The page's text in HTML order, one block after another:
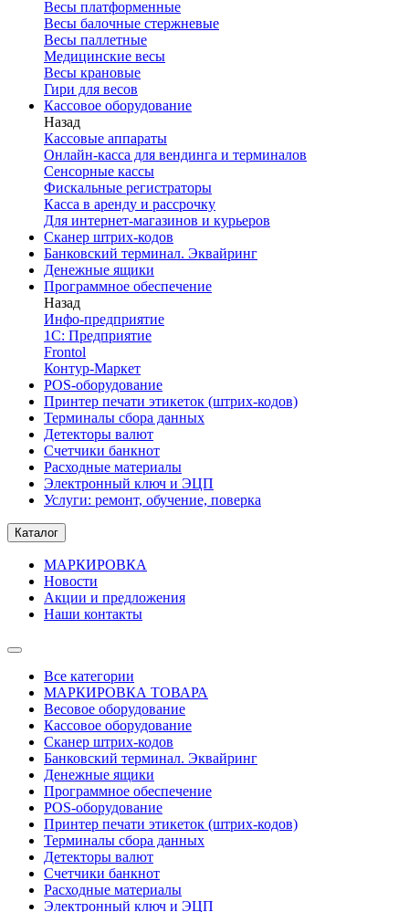
Весы платформенные
Весы балочные стержневые
Весы паллетные
Медицинские весы
Весы крановые
Гири для весов
Кассовое оборудование
Назад
Кассовые аппараты
Онлайн-касса для вендинга и терминалов
Сенсорные кассы
Фискальные регистраторы
Касса в аренду и рассрочку
Для интернет-магазинов и курьеров
Сканер штрих-кодов
Банковский терминал. Эквайринг
Денежные ящики
Программное обеспечение
Назад
Инфо-предприятие
1С: Предприятие
Frontol
Контур-Маркет
POS-оборудование
Принтер печати этикеток (штрих-кодов)
Терминалы сбора данных
Детекторы валют
Счетчики банкнот
Расходные материалы
Электронный ключ и ЭЦП
Услуги: ремонт, обучение, поверка
Каталог
МАРКИРОВКА
Новости
Акции и предложения
Наши контакты
Все категории
МАРКИРОВКА ТОВАРА
Весовое оборудование
Кассовое оборудование
Сканер штрих-кодов
Банковский терминал. Эквайринг
Денежные ящики
Программное обеспечение
POS-оборудование
Принтер печати этикеток (штрих-кодов)
Терминалы сбора данных
Детекторы валют
Счетчики банкнот
Расходные материалы
Электронный ключ и ЭЦП